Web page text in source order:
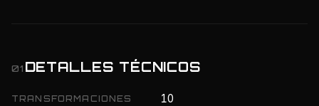
01 DETALLES TÉCNICOS
TRANSFORMACIONES 10